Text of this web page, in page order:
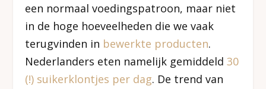
een normaal voedingspatroon, maar niet
in de hoge hoeveelheden die we vaak
terugvinden in bewerkte producten.
Nederlanders eten namelijk gemiddeld30
(!) suikerklontjes per dag. De trend van